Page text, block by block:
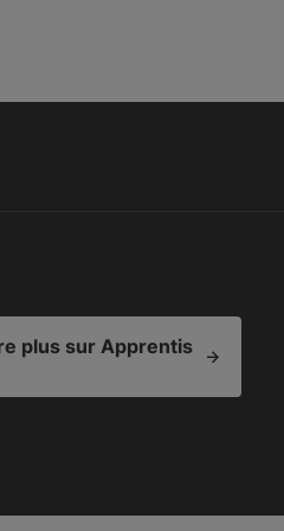
plus sur Apprentis